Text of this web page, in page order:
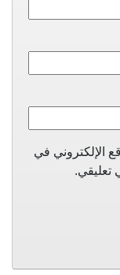
الإلكتروني في
تعليقي.